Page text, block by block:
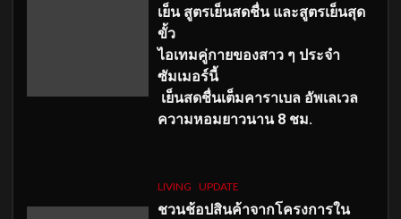
เย็น สูตรเย็นสดชื่น และสูตรเย็นสุด
ขั้ว
ไอเทมคู่กายของสาว ๆ ประจำ
ซัมเมอร์นี้
เย็นสดชื่นเต็มคาราเบล อัพเลเวล
ความหอมยาวนาน 8 ชม.
LIVING UPDATE
ชวนช้อปสินค้าจากโครงการใน